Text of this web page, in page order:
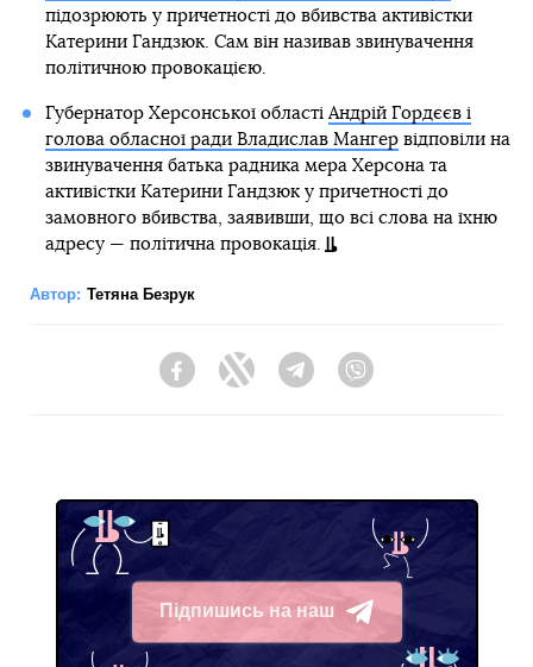
підозрюють у причетності до вбивства активістки
Катерини Гандзюк. Сам він називав звинувачення
політичною провокацією.
Губернатор Херсонської області Андрій Гордєєв і
голова обласної ради Владислав Мангервідповіли на
звинувачення батька радника мера Херсона та
активістки Катерини Гандзюк у причетності до
замовного вбивства, заявивши, що всі слова на їхню
адресу — політична провокація.
Автор: Тетяна Безрук
FacebookTwitter Telegram
Підпишись на наш
Telegram